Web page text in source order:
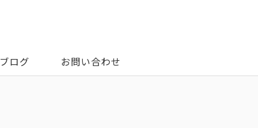
ブログ お問い合わせ